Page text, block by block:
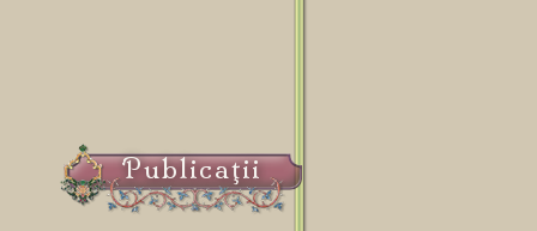
Publicaţii